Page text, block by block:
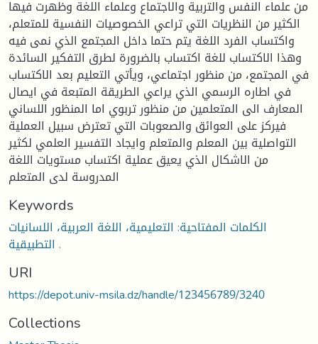
من علماء النفس والتربية والاجتماع وعلماء اللغة وظهرت فيها
الكثير من النظريات التي تراعي الخصوصيات النفسية للمتعلم،
واكتساب الفرد اللغة يتم حتما داخل المجتمع الذي نمى فيه
وهذا الاكتساب للغة اكتساب بالضرورة لطرق التفكير السائدة
في المجتمع، من منظور اجتماعي، ويأتي التعليم بعد الاكتساب
في اطاره الرسمي الذي يراعي الطريقة المتبعة في ايصال
المعارف الى المتعلمين من منظور تربوي اما المنظور اللساني
فيركز على العوائق والصعوبات التي تعترض سبيل العملية
التواصلية بين المعلم والمتعلم وايجاد التفسير العلمي لكثير
من الاشكال الذي يعيق عملية اكتساب مستويات اللغة
المدروسة لدى المتعلم
Keywords
الكلمات المفتاحية: التعليمية، اللغة العربية، اللسانيات
التطبيقية .
URI
https://depot.univ-msila.dz/handle/123456789/3240
Collections